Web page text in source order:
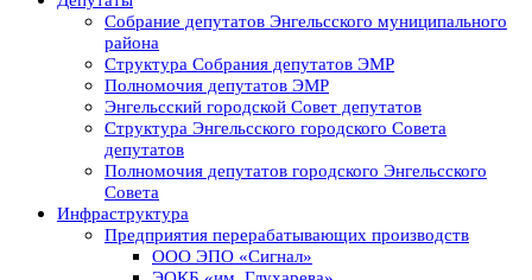
Собрание депутатов Энгельсского муниципального
района
Структура Собрания депутатов ЭМР
Полномочия депутатов ЭМР
Энгельсский городской Совет депутатов
Структура Энгельсского городского Совета
депутатов
Полномочия депутатов городского Энгельсского
Совета
Инфраструктура
Предприятия перерабатывающих производств
ООО ЭПО «Сигнал»